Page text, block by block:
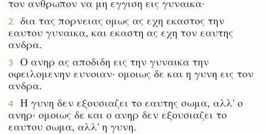
τον ανθρωπον να μη εγγιση εις γυναικα·
2
δια τας πορνειας ομως ας εχη εκαστος την
εαυτου γυναικα, και εκαστη ας εχη τον εαυτης
ανδρα.
3
Ο ανηρ ας αποδιδη εις την γυναικα την
οφειλομενην ευνοιαν· ομοιως δε και η γυνη εις τον
ανδρα.
4
Η γυνη δεν εξουσιαζει το εαυτης σωμα, αλλ' ο
ανηρ· ομοιως δε και ο ανηρ δεν εξουσιαζει το
εαυτου σωμα, αλλ' η γυνη.